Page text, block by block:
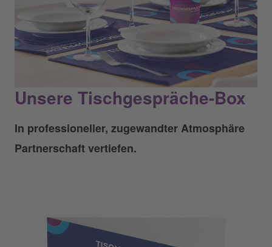
Unsere Tischgespräche-Box
In professioneller, zugewandter Atmosphäre
Partnerschaft vertiefen.